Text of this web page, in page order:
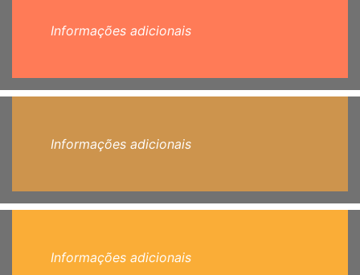
Informações adicionais
Informações adicionais
Informações adicionais